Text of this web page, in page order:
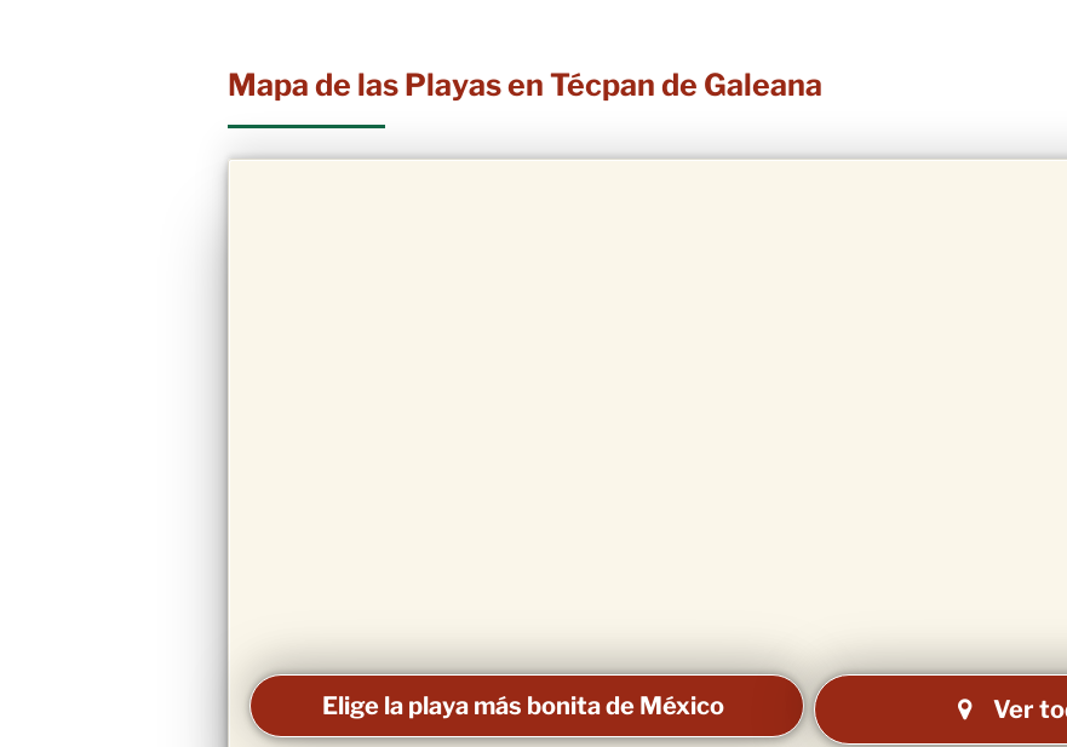
Mapa de las Playas en Técpan de Galeana
Elige la playa más bonita de México Ver